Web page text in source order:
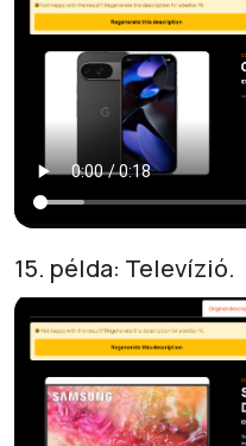
15. példa: Televízió.